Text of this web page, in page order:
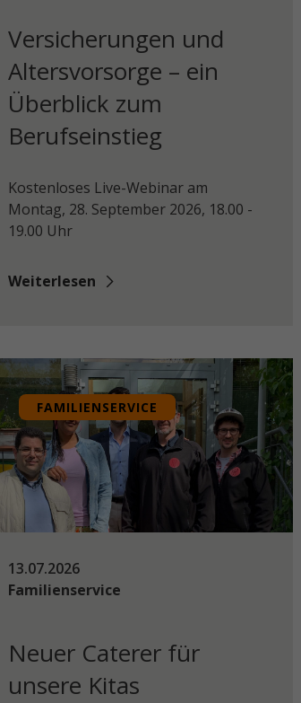
Versicherungen und
Altersvorsorge – ein
Überblick zum
Berufseinstieg
Kostenloses Live-Webinar am
Montag, 28. September 2026, 18.00 -
19.00 Uhr
Weiterlesen
FAMILIENSERVICE
13.07.2026
Familienservice
Neuer Caterer für
unsere Kitas